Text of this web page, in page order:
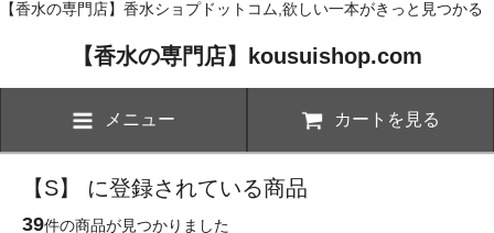
【香水の専門店】香水ショプドットコム,欲しい一本がきっと見つかる
【香水の専門店】kousuishop.com
メニュー カートを見る
【S】 に登録されている商品
39件の商品が見つかりました